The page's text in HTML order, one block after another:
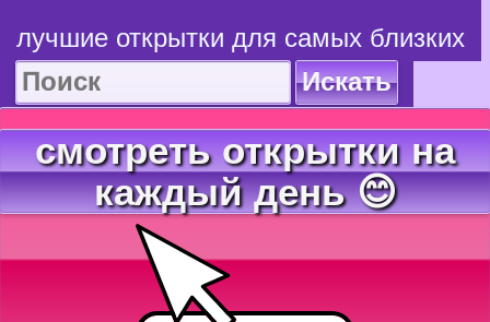
лучшие открытки для самых близких
Искать
смотреть открытки на
каждый день 😊